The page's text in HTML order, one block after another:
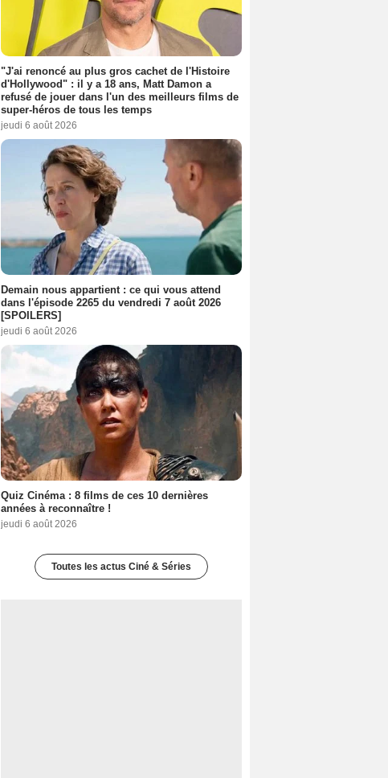
"J'ai renoncé au plus gros cachet de l'Histoire
d'Hollywood" : il y a 18 ans, Matt Damon a
refusé de jouer dans l'un des meilleurs films de
super-héros de tous les temps
jeudi 6 août 2026
Demain nous appartient : ce qui vous attend
dans l'épisode 2265 du vendredi 7 août 2026
[SPOILERS]
jeudi 6 août 2026
Quiz Cinéma : 8 films de ces 10 dernières
années à reconnaître !
jeudi 6 août 2026
Toutes les actus Ciné & Séries